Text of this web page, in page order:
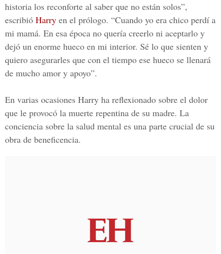
historia los reconforte al saber que no están solos”,
escribió Harry en el prólogo. “Cuando yo era chico perdí a
mi mamá. En esa época no quería creerlo ni aceptarlo y
dejó un enorme hueco en mi interior. Sé lo que sienten y
quiero asegurarles que con el tiempo ese hueco se llenará
de mucho amor y apoyo”.
En varias ocasiones Harry ha reflexionado sobre el dolor
que le provocó la muerte repentina de su madre. La
conciencia sobre la salud mental es una parte crucial de su
obra de beneficencia.